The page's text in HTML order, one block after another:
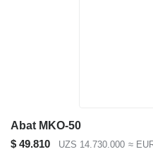
Abat MKO-50
$ 49.810
UZS 14.730.000 ≈